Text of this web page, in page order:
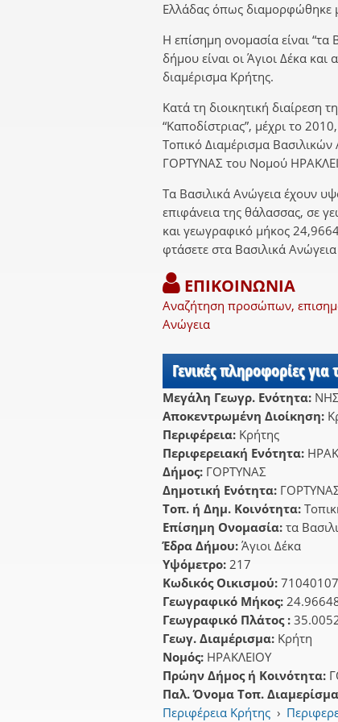
Ελλάδας όπως διαμορφώθηκε
Η επίσημη ονομασία είναι
δήμου είναι οι Άγιοι Δέκα
διαμέρισμα Κρήτης.
Κατά τη διοικητική διαίρεση
“Καποδίστριας”, μέχρι το
Τοπικό Διαμέρισμα
ΓΟΡΤΥΝΑΣ του Νομού
Τα Βασιλικά Ανώγεια έχουν
επιφάνεια της θάλασσας, σε
και γεωγραφικό μήκος
φτάσετε στα Βασιλικά Ανώγεια
ΕΠΙΚΟΙΝΩΝΙΑ
Αναζήτηση προσώπων,
Ανώγεια
Γενικές πληροφορίες
Μεγάλη Γεωγρ. Ενότητα:
Αποκεντρωμένη Διοίκηση:
Περιφέρεια: Κρήτης
Περιφερειακή Ενότητα:
Δήμος: ΓΟΡΤΥΝΑΣ
Δημοτική Ενότητα:
Τοπ. ή Δημ. Κοινότητα:
Επίσημη Ονομασία: τα
Έδρα Δήμου: Άγιοι Δέκα
Υψόμετρο: 217
Κωδικός Οικισμού:
Γεωγραφικό Μήκος:
Γεωγραφικό Πλάτος :
Γεωγ. Διαμέρισμα: Κρήτη
Νομός: ΗΡΑΚΛΕΙΟΥ
Πρώην Δήμος ή Κοινότητα:
Παλ. Όνομα Τοπ.
Περιφέρεια Κρήτης ›